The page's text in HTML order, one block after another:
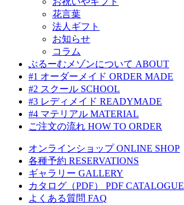
花言葉
法人ギフト
お知らせ
コラム
ぶるーむメゾンについて ABOUT
#1 オーダーメイド ORDER MADE
#2 スクール SCHOOL
#3 レディメイド READYMADE
#4 マテリアル MATERIAL
ご注文の流れ HOW TO ORDER
オンラインショップ ONLINE SHOP
各種予約 RESERVATIONS
ギャラリー GALLERY
カタログ（PDF）
PDF CATALOGUE
よくある質問 FAQ